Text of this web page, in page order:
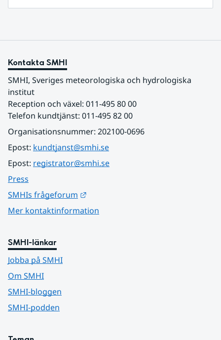
Kontakta SMHI
SMHI, Sveriges meteorologiska och hydrologiska
institut
Reception och växel: 011-495 80 00
Telefon kundtjänst: 011-495 82 00
Organisationsnummer: 202100-0696
Epost: kundtjanst@smhi.se
Epost: registrator@smhi.se
Press
SMHIs frågeforum
Mer kontaktinformation
SMHI-länkar
Jobba på SMHI
Om SMHI
SMHI-bloggen
SMHI-podden